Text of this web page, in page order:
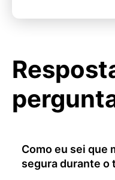
Como eu sei que
segura durante o